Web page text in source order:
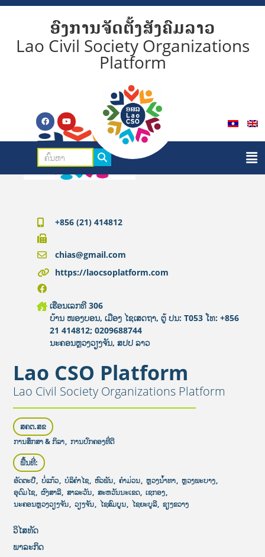
ອົງການຈັດຕັ້ງສັງຄົມລາວ
Lao Civil Society Organizations
Platform
Lao CSO Platform
Lao Civil Society Organizations Platform
ສຄຕ.ສຂ
ການສຶກສາ & ກິລາ, ການປົກຄອງທີ່ດີ
ພື້ນທີ່:
ອັດຕະປື, ບໍ່ແກ້ວ, ບໍລິຄໍາໄຊ, ຫົວພັນ, ຄໍາມ່ວນ, ຫຼວງນໍ້າທາ, ຫຼວງພະບາງ,
ອຸດົມໄຊ, ຜົງສາລີ, ສາລະວັນ, ສະຫວັນນະເຂດ, ເຊກອງ,
ນະຄອນຫຼວງວຽງຈັນ, ວຽງຈັນ, ໄຊສົມບູນ, ໄຊຍະບູລີ, ຊຽງຂວາງ
ວິໄສທັດ
ພາລະກິດ
+856 (21) 414812
chias@gmail.com
https://laocsoplatform.com
ເຮືອນເລກທີ 306
ບ້ານ ໜອງບອນ, ເມືອງ ໄຊເສດຖາ, ຕູ້ ປນ: T053 ໂທ: +856
21 414812; 0209688744
ນະຄອນຫຼວງວຽງຈັນ, ສປປ ລາວ